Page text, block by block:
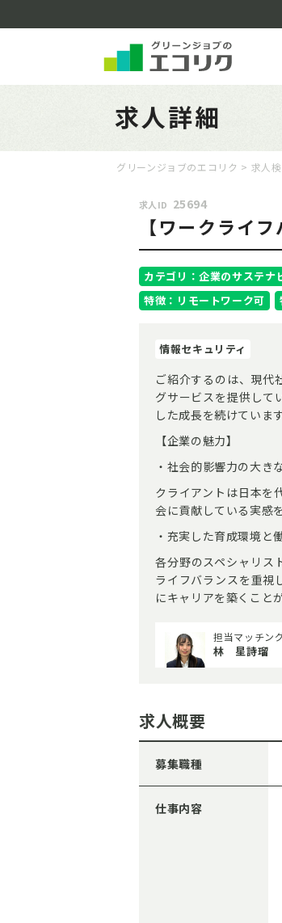
求人詳細
グリーンジョブのエコリク > 求人
求人ID 25694
【ワークライ
カテゴリ：企業のサステナ
特徴：リモートワーク可
情報セキュリティ
ご紹介するのは、現代
グサービスを提供して
した成長を続けています
【企業の魅力】
・社会的影響力の大き
クライアントは日本を
会に貢献している実感
・充実した育成環境と
各分野のスペシャリス
ライフバランスを重視
にキャリアを築くこと
担当マッチン
林 星詩瑠
求人概要
募集職種
仕事内容